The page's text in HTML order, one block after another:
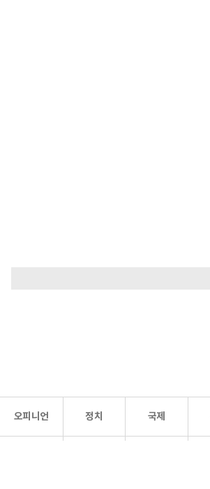
오피니언 정치 국제